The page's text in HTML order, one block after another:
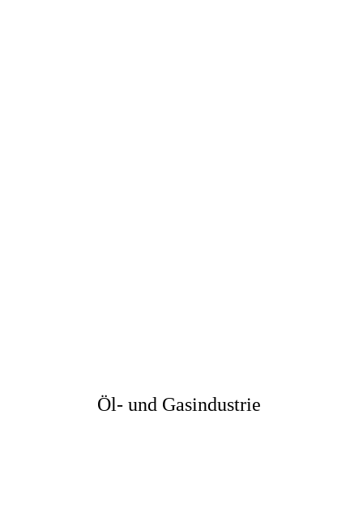
Öl- und Gasindustrie